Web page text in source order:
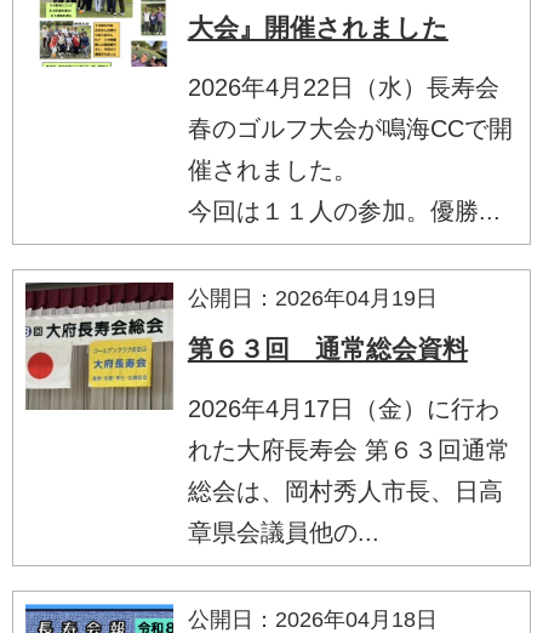
大会』開催されました
2026年4月22日（水）長寿会
春のゴルフ大会が鳴海CCで開
催されました。
今回は１１人の参加。優勝...
公開日：2026年04月19日
第６３回 通常総会資料
2026年4月17日（金）に行わ
れた大府長寿会 第６３回通常
総会は、岡村秀人市長、日高
章県会議員他の...
公開日：2026年04月18日